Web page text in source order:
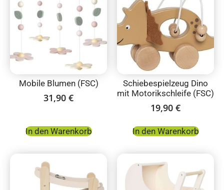
Mobile Blumen (FSC)
31,90 €
In den Warenkorb
Schiebespielzeug Dino
mit Motorikschleife (FSC)
19,90 €
In den Warenkorb